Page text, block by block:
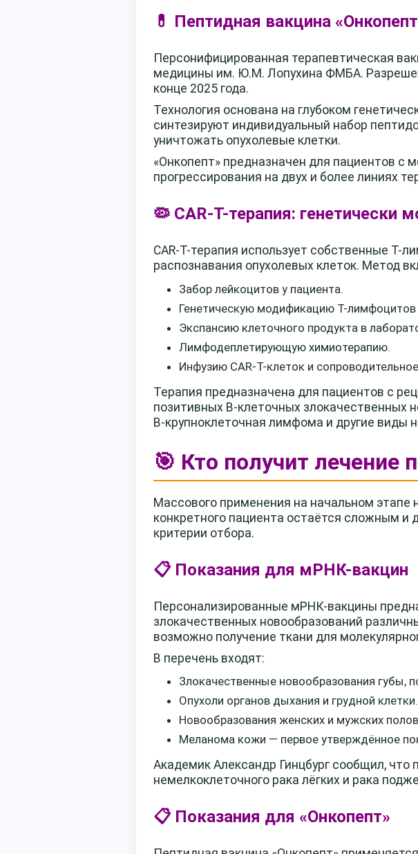
💊 Пептидная вакцина
Персонифицированная терапевтическая
медицины им. Ю.М. Лопухина ФМБА.
конце 2025 года.
Технология основана на глубоком
синтезируют индивидуальный набор
уничтожать опухолевые клетки.
«Онкопепт» предназначен для пациентов с
прогрессирования на двух и более линиях
🦠 CAR-T-терапия:
CAR-T-терапия использует собственные
распознавания опухолевых клеток. Метод
Забор лейкоцитов у пациента.
Генетическую модификацию Т-лимфоцитов
Экспансию клеточного продукта в
Лимфодеплетирующую химиотерапию.
Инфузию CAR-T-клеток и
Терапия предназначена для пациентов с
позитивных В-клеточных злокачественных
В-крупноклеточная лимфома и другие виды
🎯 Кто получит лечение
Массового применения на начальном этапе
конкретного пациента остаётся сложным
критерии отбора.
📋 Показания для мРНК-вакцин
Персонализированные мРНК-вакцины
злокачественных новообразований
возможно получение ткани для
В перечень входят:
Злокачественные новообразования губы,
Опухоли органов дыхания и грудной клетки.
Новообразования женских и мужских
Меланома кожи — первое утверждённое
Академик Александр Гинцбург сообщил,
немелкоклеточного рака лёгких и рака
📋 Показания для «Онкопепт»